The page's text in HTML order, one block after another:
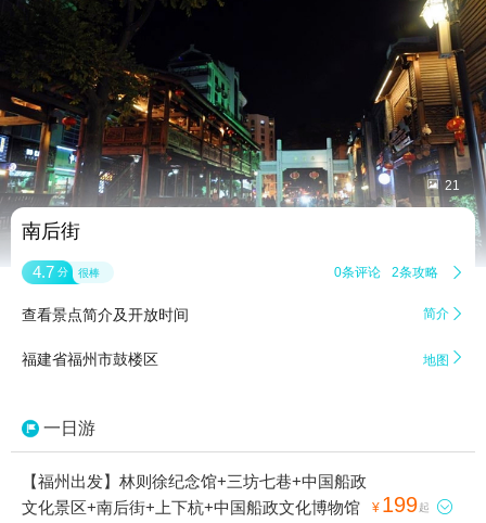
 21
南后街
4.7 分 很棒 0条评论 2条攻略 
查看景点简介及开放时间 简介 
福建省福州市鼓楼区 地图 
一日游
【福州出发】林则徐纪念馆+三坊七巷+中国船政
文化景区+南后街+上下杭+中国船政文化博物馆
¥ 199起 